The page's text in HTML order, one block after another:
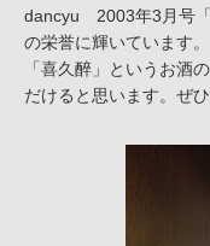
dancyu 2003年3月号「
の栄誉に輝いています。
「喜久醉」というお酒
だけると思います。ぜ